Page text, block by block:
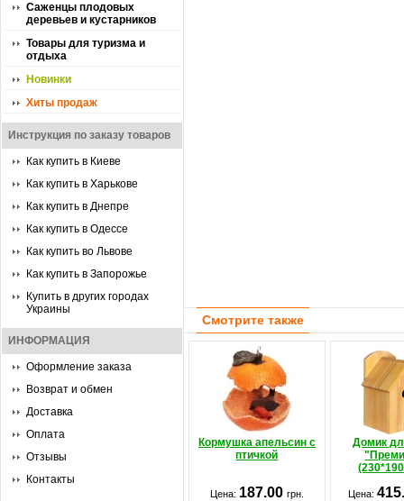
Саженцы плодовых
деревьев и кустарников
Товары для туризма и
отдыха
Новинки
Хиты продаж
Инструкция по заказу товаров
Как купить в Киеве
Как купить в Харькове
Как купить в Днепре
Как купить в Одессе
Как купить во Львове
Как купить в Запорожье
Купить в других городах
Украины
ИНФОРМАЦИЯ
Оформление заказа
Возврат и обмен
Доставка
Оплата
Отзывы
Контакты
Смотрите также
Кормушка апельсин с
птичкой
Домик
Цена: 187.00 грн. Цена: